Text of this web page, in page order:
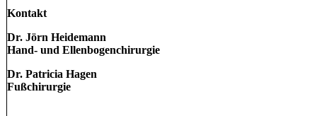
Kontakt
Dr. Jörn Heidemann
Hand- und Ellenbogenchirurgie
Dr. Patricia Hagen
Fußchirurgie